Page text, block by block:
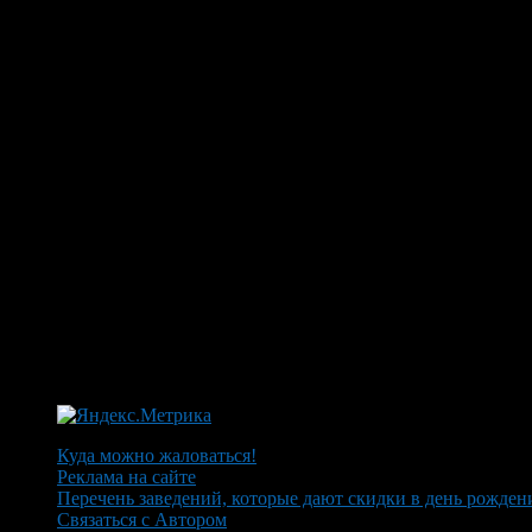
Куда можно жаловаться!
Реклама на сайте
Перечень заведений, которые дают скидки в день
Связаться с Автором